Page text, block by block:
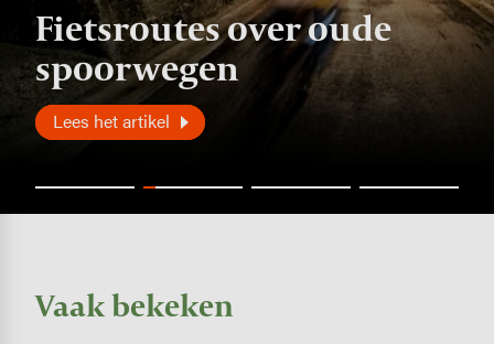
Fietsroutes over oude
spoorwegen
Lees het artikel
Vaak bekeken